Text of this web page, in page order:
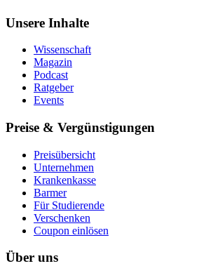
Unsere Inhalte
Wissenschaft
Magazin
Podcast
Ratgeber
Events
Preise & Vergünstigungen
Preisübersicht
Unternehmen
Krankenkasse
Barmer
Für Studierende
Ver­schen­ken
Coupon einlösen
Über uns